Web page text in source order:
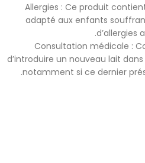
Allergies : Ce produit
adapté aux enfants
d’allergies
Consultation médicale :
d’introduire un nouveau lait
notamment si ce dernier